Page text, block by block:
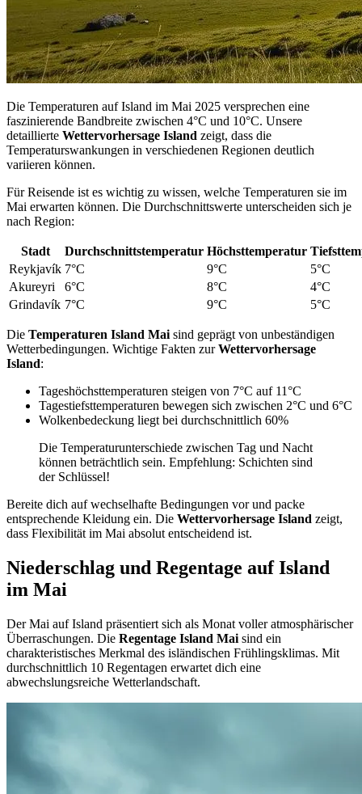
Die Temperaturen auf Island im Mai 2025 versprechen eine
faszinierende Bandbreite zwischen 4°C und 10°C. Unsere
detaillierte Wettervorhersage Island zeigt, dass die
Temperaturswankungen in verschiedenen Regionen deutlich
variieren können.
Für Reisende ist es wichtig zu wissen, welche Temperaturen sie im
Mai erwarten können. Die Durchschnittswerte unterscheiden sich je
nach Region:
Stadt Durchschnittstemperatur Höchsttemperatur
Reykjavík 7°C 9°C
5°C
Akureyri
6°C 8°C
4°C
Grindavík 7°C 9°C 5°C
Die Temperaturen Island Mai sind geprägt von unbeständigen
Wetterbedingungen. Wichtige Fakten zurWettervorhersage
Island:
Tageshöchsttemperaturen steigen von 7°C auf 11°C
Tagestiefsttemperaturen bewegen sich zwischen 2°C und 6°C
Wolkenbedeckung liegt bei durchschnittlich 60%
Die Temperaturunterschiede zwischen Tag und Nacht
können beträchtlich sein. Empfehlung: Schichten sind
der Schlüssel!
Bereite dich auf wechselhafte Bedingungen vor und packe
entsprechende Kleidung ein. Die Wettervorhersage Island zeigt,
dass Flexibilität im Mai absolut entscheidend ist.
Niederschlag und Regentage auf Island
im Mai
Der Mai auf Island präsentiert sich als Monat voller atmosphärischer
Überraschungen. Die Regentage Island Mai sind ein
charakteristisches Merkmal des isländischen Frühlingsklimas. Mit
durchschnittlich 10 Regentagen erwartet dich eine
abwechslungsreiche Wetterlandschaft.